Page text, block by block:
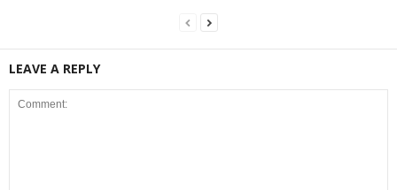
LEAVE A REPLY